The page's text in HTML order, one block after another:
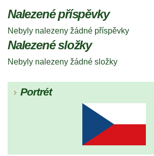
Nalezené příspěvky
Nebyly nalezeny žádné příspěvky
Nalezené složky
Nebyly nalezeny žádné složky
Portrét